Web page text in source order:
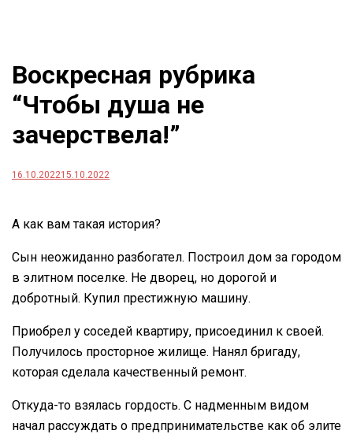
Воскресная рубрика
“Чтобы душа не
зачерствела!”
16.10.202215.10.2022
А как вам такая история?
Сын неожиданно разбогател. Построил дом за городом
в элитном поселке. Не дворец, но дорогой и
добротный. Купил престижную машину.
Приобрел у соседей квартиру, присоединил к своей.
Получилось просторное жилище. Нанял бригаду,
которая сделала качественный ремонт.
Откуда-то взялась гордость. С надменным видом
начал рассуждать о предпринимательстве как об элите